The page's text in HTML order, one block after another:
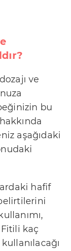
dozajı ve
bu
aşağıdaki
hafif
kaç